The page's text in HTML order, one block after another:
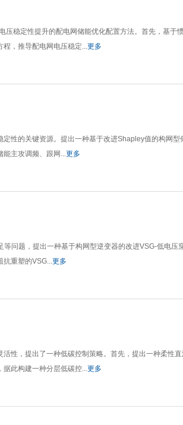
稳定性提升的配电网储能优化配置方法。首先，基于
，推导配电网电压稳定...更多
性的关键资源。提出一种基于改进Shapley值的构网
能主攻调频、跟网...更多
问题，提出一种基于构网型逆变器的改进VSG-低电压
抗重塑的VSG...更多
性，提出了一种低碳控制策略。首先，提出一种柔性
此构建一种分层低碳控...更多